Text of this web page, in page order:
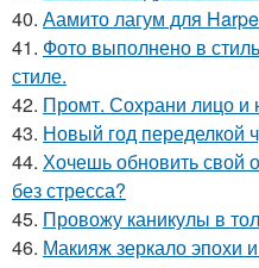
40. Аамито лагум для
41. Фото выполнено в
стиле.
42. Промт. Сохрани лицо и
43. Новый год переделкой
44. Хочешь обновить свой
без стресса?
45. Провожу каникулы в
46. Макияж зеркало эпохи